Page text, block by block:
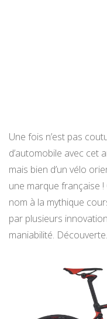
Une fois n’est pas
d’automobile avec cet
mais bien d’un vélo
une marque française
nom à la mythique
par plusieurs
maniabilité. Découverte.